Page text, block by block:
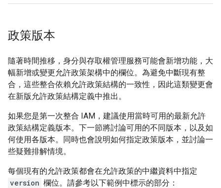
政策版本
隨著時間推移，身分與存取權管理服務可能會新增功能，大
幅新增或變更允許政策架構中的欄位。為避免中斷現有整
合，這些整合依賴允許政策結構的一致性，因此這類變更會
在新版允許政策結構定義中推出。
如果您是第一次整合 IAM，建議使用當時可用的最新允許
政策結構定義版本。下一節將討論可用的不同版本，以及如
何使用各版本。同時也會說明如何指定政策版本，並討論一
些疑難排解情境。
每個現有的允許政策都會在允許政策的中繼資料中指定
version 欄位。請參考以下範例中標示的部分：